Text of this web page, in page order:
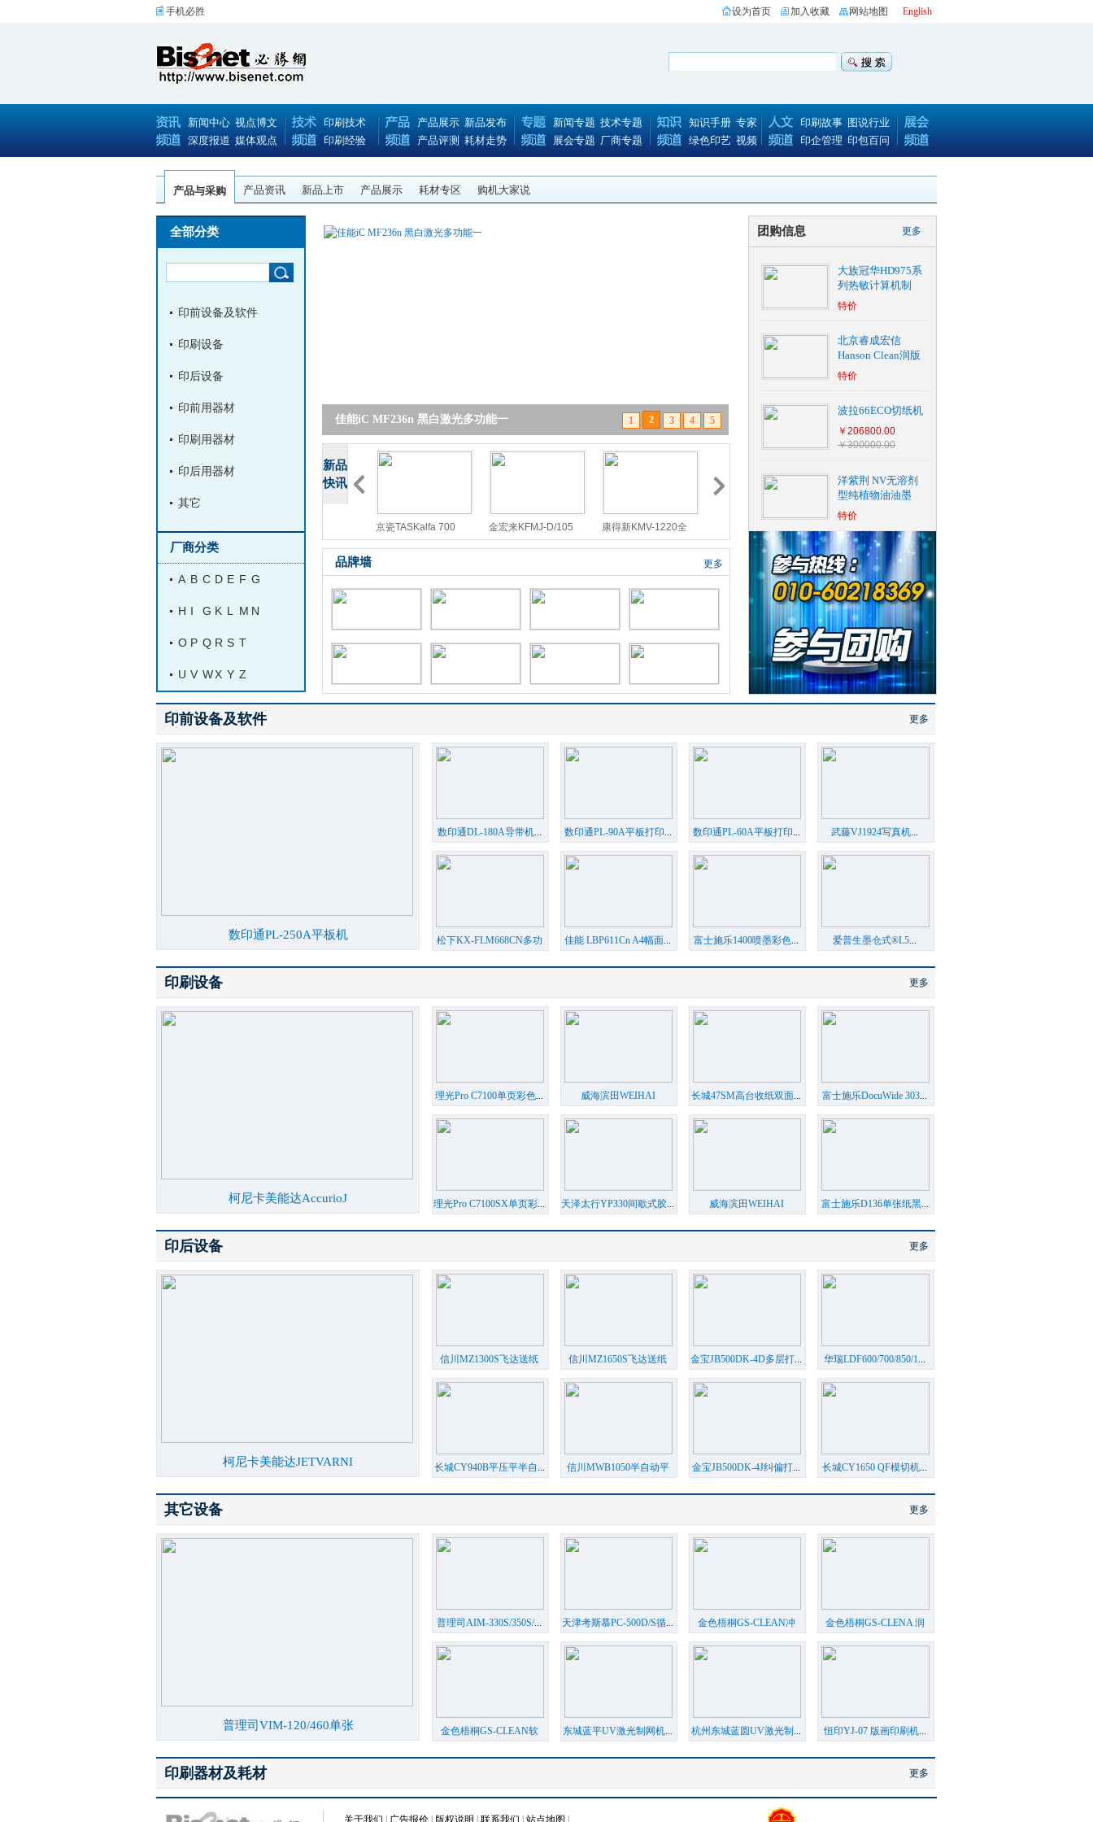
手机必胜 English
网站地图
加入收藏
设为首页
新闻中心 视点博文
深度报道 媒体观点
印刷技术
印刷经验
产品展示 新品发布
产品评测 耗材走势
新闻专题 技术专题
展会专题 厂商专题
知识手册 专家
绿色印艺 视频
印刷故事 图说行业
印企管理 印包百问
产品与采购 产品资讯 新品上市 产品展示 耗材专区 购机大家说
更多
团购信息
大族冠华HD975系
列热敏计算机制
特价
北京睿成宏信
Hanson Clean润版
特价
波拉66ECO切纸机
￥206800.00
￥300000.00
洋紫荆 NV无溶剂
型纯植物油油墨
特价
全部分类
印前设备及软件
印刷设备
印后设备
印前用器材
印刷用器材
印后用器材
其它
厂商分类
A B C D E F G
H I G K L M N
O P Q R S T
U V WX Y Z
富士施乐DocuCentre S2110 黑白数 1 2 3 4 5
京瓷TASKalfa 700 金宏来KFMJ-D/105 康得新KMV-1220全
新品
快讯
更多
品牌墙
更多
印前设备及软件
数印通PL-250A平板机
数印通DL-180A导带机... 数印通PL-90A平板打印... 数印通PL-60A平板打印... 武藤VJ1924写真机...
松下KX-FLM668CN多功
佳能 LBP611Cn A4幅面... 富士施乐1400喷墨彩色... 爱普生墨仓式®L5...
更多
印刷设备
柯尼卡美能达AccurioJ
理光Pro C7100单页彩色...
威海滨田WEIHAI
HAMAD...
长城47SM高台收纸双面... 富士施乐DocuWide 303...
理光Pro C7100SX单页彩... 天泽太行YP330间歇式胶...
威海滨田WEIHAI
富士施乐D136单张纸黑...
更多
印后设备
柯尼卡美能达JETVARNI
信川MZ1300S飞达送纸
全...
信川MZ1650S飞达送纸
全...
金宝JB500DK-4D多层打... 华瑞LDF600/700/850/1...
长城CY940B平压平半自 ...
信川MWB1050半自动平
金宝JB500DK-4J纠偏打... 长城CY1650 QF模切机...
更多
其它设备
普理司VIM-120/460单张
普理司AIM-330S/350S/... 天津考斯慕PC-500D/S循...
金色梧桐GS-CLEAN冲
版...
金色梧桐GS-CLENA 润
版...
金色梧桐GS-CLEAN软
东城蓝平UV激光制网机... 杭州东城蓝圆UV激光制 ... 恒印YJ-07 版画印刷机...
更多
印刷器材及耗材
关于我们 广告报价 版权说明 联系我们 站点地图